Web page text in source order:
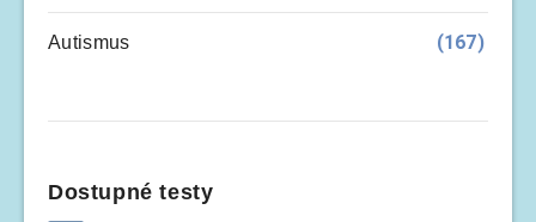
Autismus (167)
Dostupné testy